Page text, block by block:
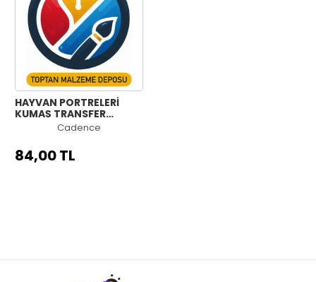
HAYVAN PORTRELERİ
KUMAŞ TRANSFER
KOLEKSİYONU PAFT
Cadence
84,00 TL